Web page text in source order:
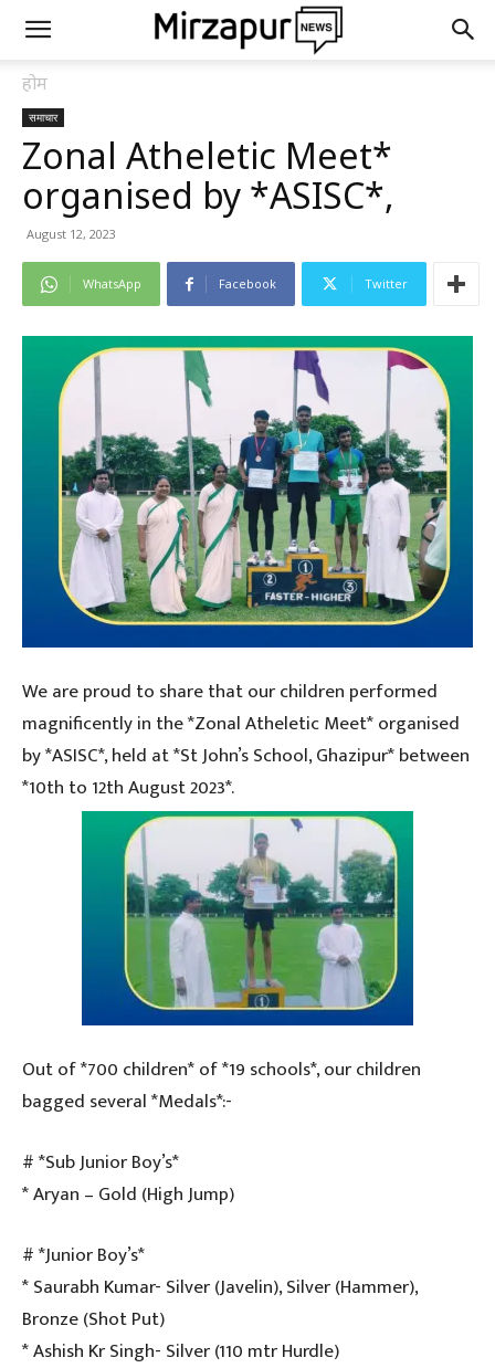
होम
समाचार
Zonal Atheletic Meet*
organised by *ASISC*,
August 12, 2023
WhatsApp Facebook Twitter
We are proud to share that our children performed
magnificently in the *Zonal Atheletic Meet* organised
by *ASISC*, held at *St John’s School, Ghazipur* between
*10th to 12th August 2023*.
Out of *700 children* of *19 schools*, our children
bagged several *Medals*:-
# *Sub Junior Boy’s*
* Aryan – Gold (High Jump)
# *Junior Boy’s*
* Saurabh Kumar- Silver (Javelin), Silver (Hammer),
Bronze (Shot Put)
* Ashish Kr Singh- Silver (110 mtr Hurdle)